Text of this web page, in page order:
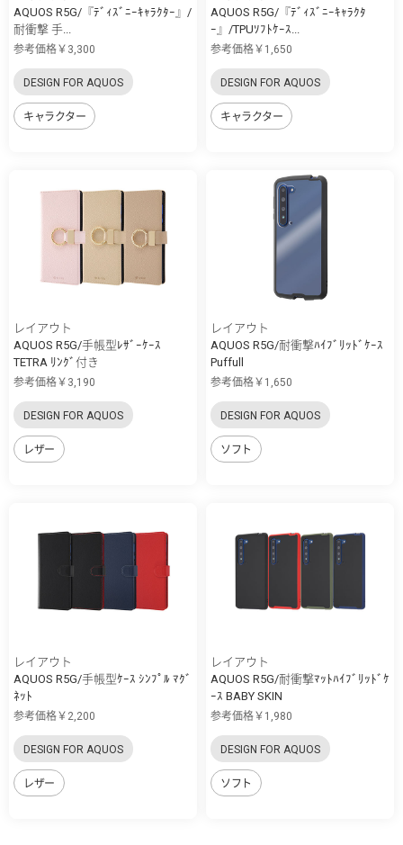
AQUOS R5G/『ﾃﾞｨｽﾞﾆｰｷｬﾗｸﾀｰ』/
耐衝撃 手...
参考価格￥3,300
DESIGN FOR AQUOS
キャラクター
AQUOS R5G/『ﾃﾞｨｽﾞﾆｰｷｬﾗｸﾀ
ｰ』/TPUｿﾌﾄｹｰｽ...
参考価格￥1,650
DESIGN FOR AQUOS
キャラクター
レイアウト
AQUOS R5G/手帳型ﾚｻﾞｰｹｰｽ
TETRA ﾘﾝｸﾞ付き
参考価格￥3,190
DESIGN FOR AQUOS
レザー
レイアウト
AQUOS R5G/耐衝撃ﾊｲﾌﾞﾘｯﾄﾞｹｰｽ
Puffull
参考価格￥1,650
DESIGN FOR AQUOS
ソフト
レイアウト
AQUOS R5G/手帳型ｹｰｽ ｼﾝﾌﾟﾙ ﾏｸﾞ
ﾈｯﾄ
参考価格￥2,200
DESIGN FOR AQUOS
レザー
レイアウト
AQUOS R5G/耐衝撃ﾏｯﾄﾊｲﾌﾞﾘｯﾄﾞｹ
ｰｽ BABY SKIN
参考価格￥1,980
DESIGN FOR AQUOS
ソフト